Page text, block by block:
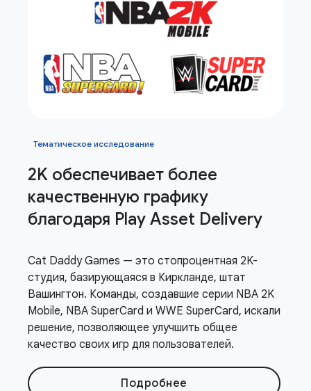
Тематическое исследование
2K обеспечивает более
качественную графику
благодаря Play Asset Delivery
Cat Daddy Games — это стопроцентная 2K-
студия, базирующаяся в Киркланде, штат
Вашингтон. Команды, создавшие серии NBA 2K
Mobile, NBA SuperCard и WWE SuperCard, искали
решение, позволяющее улучшить общее
качество своих игр для пользователей.
Подробнее